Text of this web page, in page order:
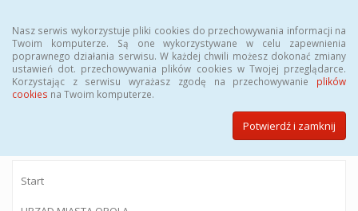
Nasz serwis wykorzystuje pliki cookies do przechowywania informacji na
Twoim komputerze. Są one wykorzystywane w celu zapewnienia
poprawnego działania serwisu. W każdej chwili możesz dokonać zmiany
ustawień dot. przechowywania plików cookies w Twojej przeglądarce.
Korzystając z serwisu wyrażasz zgodę na przechowywanie plików
cookies na Twoim komputerze.
Potwierdź i zamknij
BIULETYN INFORMACJI PUBLICZNEJ
Urzędu Miasta Opola
Start